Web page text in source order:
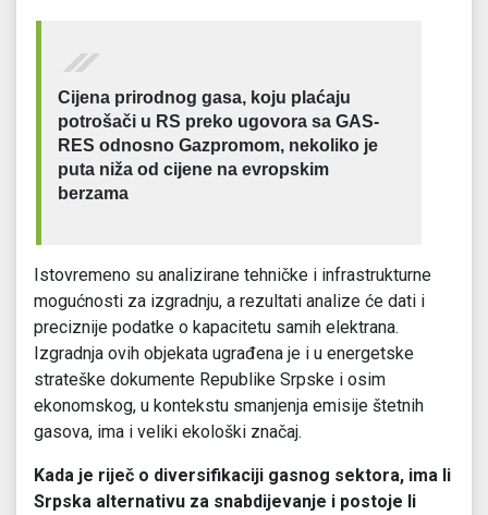
Cijena prirodnog gasa, koju plaćaju
potrošači u RS preko ugovora sa GAS-
RES odnosno Gazpromom, nekoliko je
puta niža od cijene na evropskim
berzama
Istovremeno su analizirane tehničke i infrastrukturne
mogućnosti za izgradnju, a rezultati analize će dati i
preciznije podatke o kapacitetu samih elektrana.
Izgradnja ovih objekata ugrađena je i u energetske
strateške dokumente Republike Srpske i osim
ekonomskog, u kontekstu smanjenja emisije štetnih
gasova, ima i veliki ekološki značaj.
Kada je riječ o diversifikaciji gasnog sektora, ima li
Srpska alternativu za snabdijevanje i postoje li